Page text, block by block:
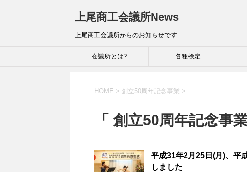
上尾商工会議所News
上尾商工会議所からのお知らせです
会議所とは? 各種検定
HOME > 創立50周年記念事業 >
「 創立50周年記念事
平成31年2月25日(月)、平
しました